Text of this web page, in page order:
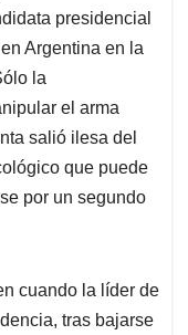
presidencial
Argentina en la
la
el arma
salió ilesa del
que puede
por un segundo
cuando la líder de
tras bajarse